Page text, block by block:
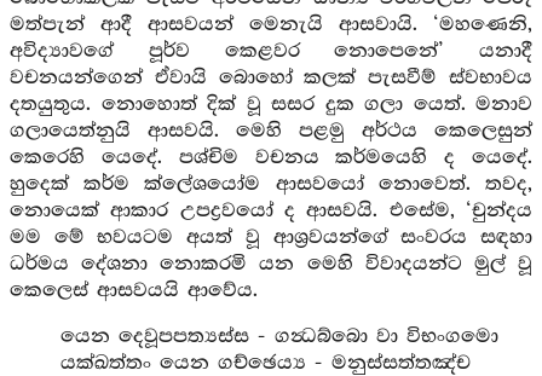
මත්පැන් ආදී ආසවයන් මෙනැයි ආසවායි. ‘මහණෙනි,
අවිද්‍යාවගේ පූර්ව කෙළවර නොපෙනේ’ යනාදී
වචනයන්ගෙන් ඒවායි බොහෝ කලක් පැසවීම් ස්වභාවය
දතයුතුය. නොහොත් දික් වූ සසර දුක ගලා යෙත්. මනාව
ගලායෙත්නුයි ආසවයි. මෙහි පළමු අර්ථය කෙලෙසුන්
කෙරෙහි යෙදේ. පශ්චිම වචනය කර්මයෙහි ද යෙදේ.
හුදෙක් කර්ම ක්ලේශයෝම ආසවයෝ නොවෙත්. තවද,
නොයෙක් ආකාර උපද්‍රවයෝ ද ආසවයි. එසේම, ‘චුන්දය
මම මේ භවයටම අයත් වූ ආශ්‍රවයන්ගේ සංවරය සඳහා
ධර්මය දේශනා නොකරමි යන මෙහි විවාදයන්ට මුල් වූ
කෙලෙස් ආසවයයි ආවේය.
යෙන දෙවූපපත්‍යස්ස - ගන්‍ධබ්බො වා විභංගමො
යක්ඛත්තං යෙන ගච්ඡෙය්‍ය - මනුස්සත්තඤ්ච